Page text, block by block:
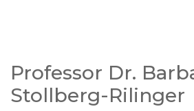
Professor Dr.
Stollberg-Rilinger